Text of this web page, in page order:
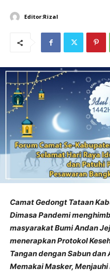
Editor:Rizal
Camat Gedongt Tataan
Dimasa Pandemi
masyarakat Bumi Andan
menerapkan Protokol
Tangan dengan Sabun
Memakai Masker,